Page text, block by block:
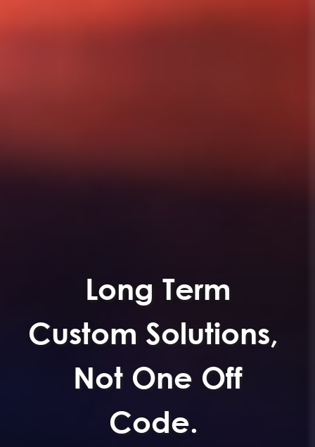
Long Term
Custom Solutions,
Not One Off
Code.